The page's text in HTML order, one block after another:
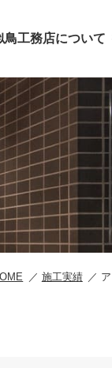
鳥工務店について
施工実績